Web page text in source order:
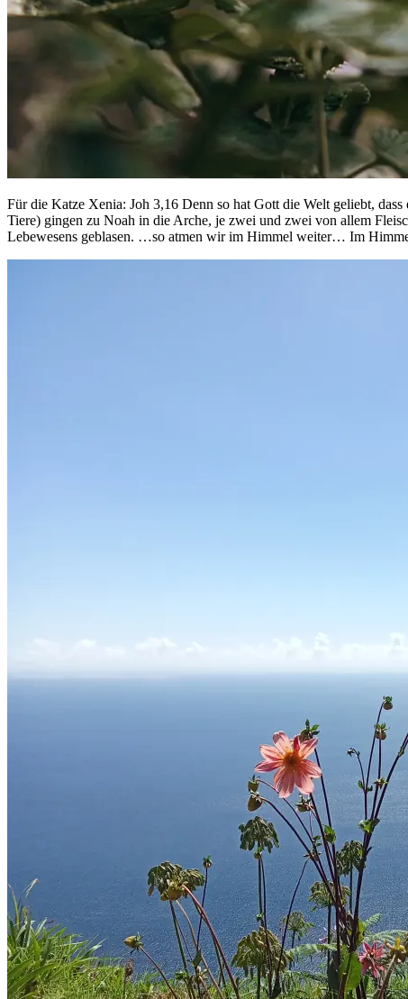
Für die Katze Xenia: Joh 3,16 Denn so hat Gott die Welt geliebt,
Tiere) gingen zu Noah in die Arche, je zwei und zwei von allem
Lebewesens geblasen. …so atmen wir im Himmel weiter… Im